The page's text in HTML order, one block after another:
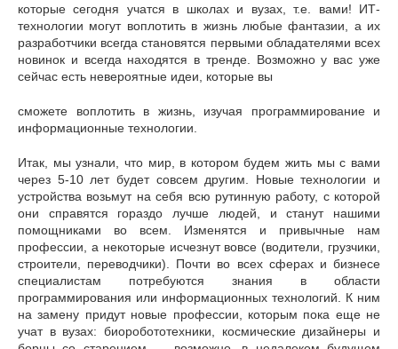
которые сегодня учатся в школах и вузах, т.е. вами! ИТ-
технологии могут воплотить в жизнь любые фантазии, а их
разработчики всегда становятся первыми обладателями всех
новинок и всегда находятся в тренде. Возможно у вас уже
сейчас есть невероятные идеи, которые вы
сможете воплотить в жизнь, изучая программирование и
информационные технологии.
Итак, мы узнали, что мир, в котором будем жить мы с вами
через 5-10 лет будет совсем другим. Новые технологии и
устройства возьмут на себя всю рутинную работу, с которой
они справятся гораздо лучше людей, и станут нашими
помощниками во всем. Изменятся и привычные нам
профессии, а некоторые исчезнут вовсе (водители, грузчики,
строители, переводчики). Почти во всех сферах и бизнесе
специалистам потребуются знания в области
программирования или информационных технологий. К ним
на замену придут новые профессии, которым пока еще не
учат в вузах: биоробототехники, космические дизайнеры и